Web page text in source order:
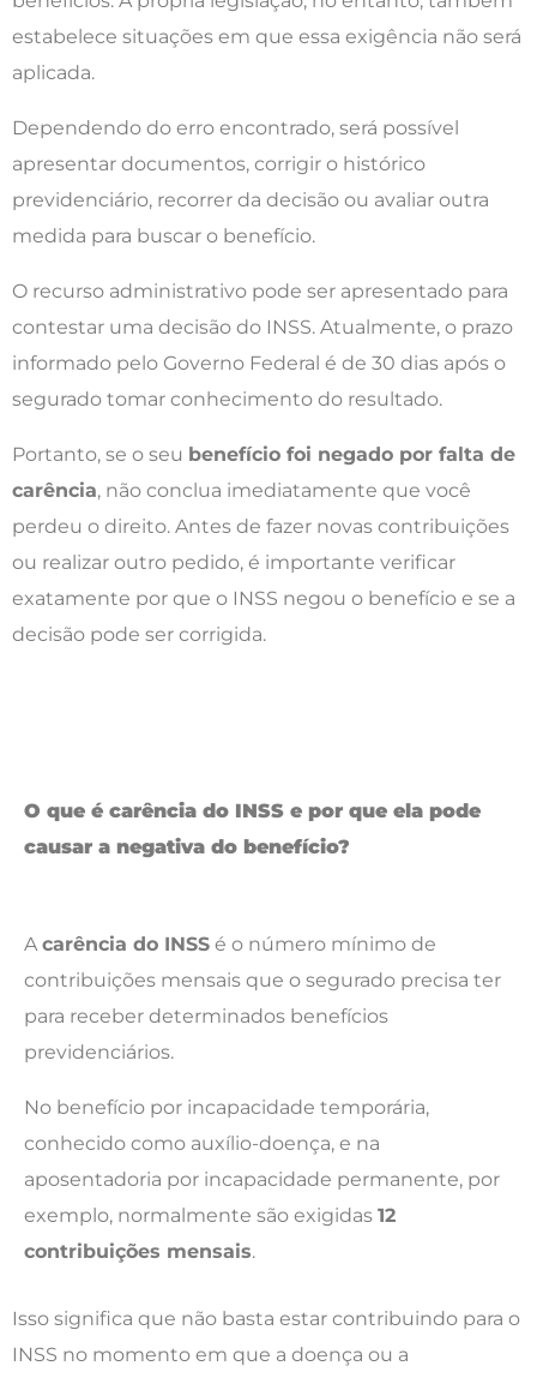
estabelece situações em que essa exigência não será
aplicada.
Dependendo do erro encontrado, será possível
apresentar documentos, corrigir o histórico
previdenciário, recorrer da decisão ou avaliar outra
medida para buscar o benefício.
O recurso administrativo pode ser apresentado para
contestar uma decisão do INSS. Atualmente, o prazo
informado pelo Governo Federal é de 30 dias após o
segurado tomar conhecimento do resultado.
Portanto, se o seu benefício foi negado por falta de
carência, não conclua imediatamente que você
perdeu o direito. Antes de fazer novas contribuições
ou realizar outro pedido, é importante verificar
exatamente por que o INSS negou o benefício e se a
decisão pode ser corrigida.
O que é carência do INSS e por que ela pode
causar a negativa do benefício?
Acarência do INSS é o número mínimo de
contribuições mensais que o segurado precisa ter
para receber determinados benefícios
previdenciários.
No benefício por incapacidade temporária,
conhecido como auxílio-doença, e na
aposentadoria por incapacidade permanente, por
exemplo, normalmente são exigidas 12
contribuições mensais.
Isso significa que não basta estar contribuindo para o
INSS no momento em que a doença ou a